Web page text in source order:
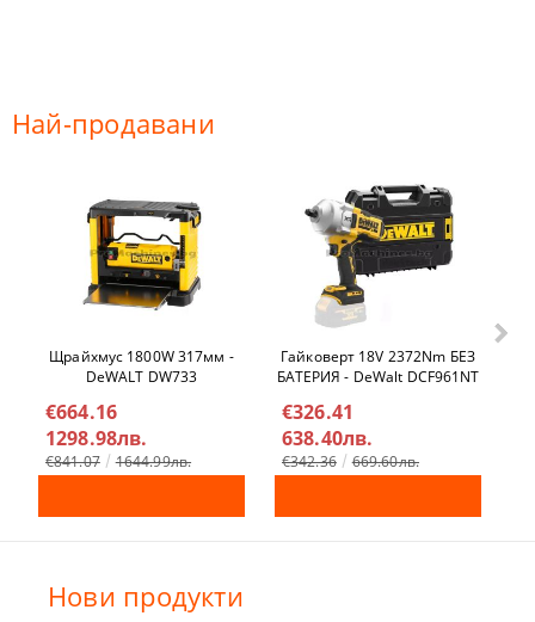
Най-продавани
Щрайхмус 1800W 317мм -
DeWALT DW733
€664.16
1298.98лв.
€841.07 1644.99лв.
Гайковерт 18V 2372Nm БЕЗ
БАТЕРИЯ - DeWalt DCF961NT
€326.41
638.40лв.
€342.36 669.60лв.
Нови продукти